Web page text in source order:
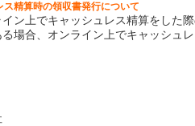
精算時の領収書発行について
ン上でキャッシュレス精算をした
場合、オンライン上でキャッシュ